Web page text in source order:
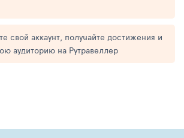
свой аккаунт, получайте достижения и
аудиторию на Рутравеллер